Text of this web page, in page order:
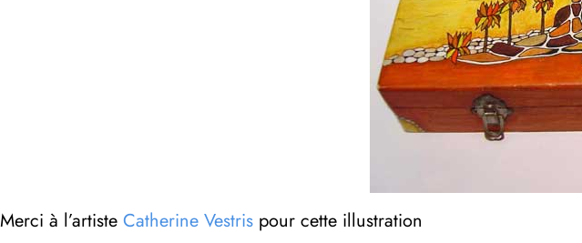
Merci à l’artiste Catherine Vestris pour cette illustration